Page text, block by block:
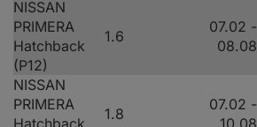
NISSAN
PRIMERA
Hatchback
(P12)
1.6
07.02 -
08.08
NISSAN
PRIMERA
1.8
07.02 -